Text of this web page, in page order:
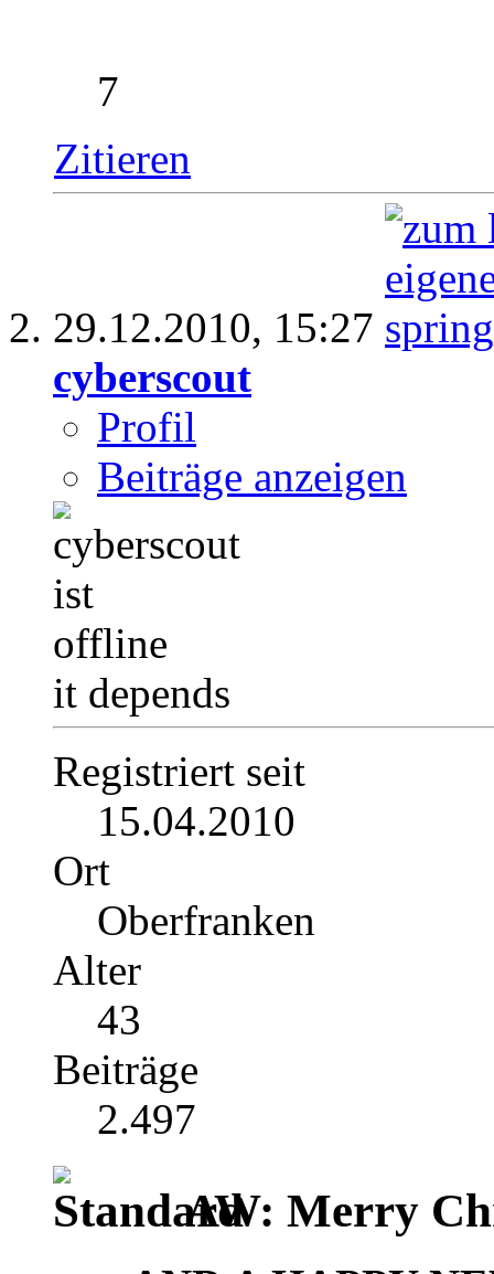
7
Zitieren
29.12.2010, 15:27
cyberscout
Profil
Beiträge anzeigen
it depends
Registriert seit
15.04.2010
Ort
Oberfranken
Alter
43
Beiträge
2.497
AW: Merry